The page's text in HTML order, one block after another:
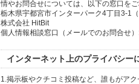
情やお問合せについては、以下の窓口を
栃木県宇都宮市インターパーク4丁目3-1（
株式会社 HitBit
個人情報相談窓口（メールでのお問合せ
インターネット上のプライバシー
1.掲示板やクチコミ投稿など、誰もがア